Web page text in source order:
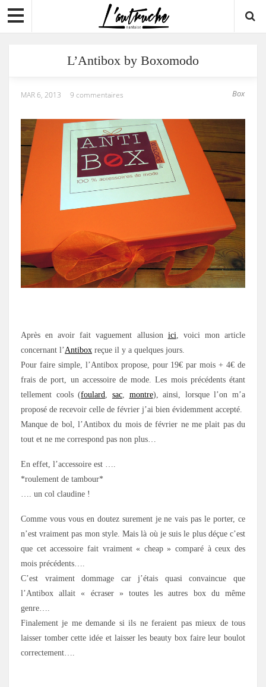
L’Antibox by Boxomodo
Box
MAR 6, 2013 9 commentaires
Après en avoir fait vaguement allusion ici , voici mon article
concernant l’Antibox reçue il y a quelques jours.
Pour faire simple, l’Antibox propose, pour 19€ par mois + 4€ de
frais de port, un accessoire de mode. Les mois précédents étant
tellement cools (foulard sac, montre), ainsi, lorsque l’on m’a
proposé de recevoir celle de février j’ai bien évidemment accepté.
Manque de bol, l’Antibox du mois de février ne me plait pas du
tout et ne me correspond pas non plus…
En effet, l’accessoire est ….
*roulement de tambour*
…. un col claudine !
Comme vous vous en doutez surement je ne vais pas le porter, ce
n’est vraiment pas mon style. Mais là où je suis le plus déçue c’est
que cet accessoire fait vraiment « cheap » comparé à ceux des
mois précédents….
C’est vraiment dommage car j’étais quasi convaincue que
l’Antibox allait « écraser » toutes les autres box du même
genre….
Finalement je me demande si ils ne feraient pas mieux de tous
laisser tomber cette idée et laisser les beauty box faire leur boulot
correctement….